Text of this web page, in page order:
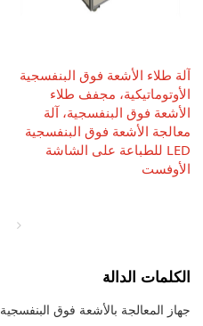
آلة طلاء الأشعة فوق البنفسجية
الأوتوماتيكية، مجفف طلاء
الأشعة فوق البنفسجية، آلة
معالجة الأشعة فوق البنفسجية
LED للطباعة على الشاشة
الأوفست
الكلمات الدالة
جهاز المعالجة بالأشعة فوق البنفسجية